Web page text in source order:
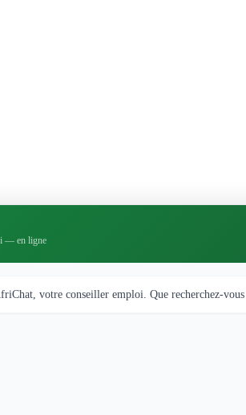
— en ligne
votre conseiller emploi. Que recherchez-